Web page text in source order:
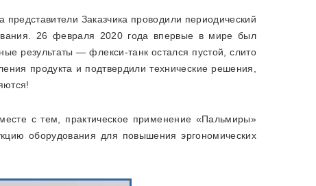
Заказчика проводили периодический
26 февраля 2020 года впервые в мире был
результаты — флекси-танк остался пустой, слито
продукта и подтвердили технические решения,
с тем, практическое применение «Пальмиры»
оборудования для повышения эргономических